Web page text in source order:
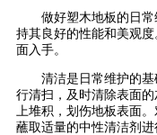
做好塑木地板的日常
持其良好的性能和美观
面入手。
清洁是日常维护的基
行清扫，及时清除表面
上堆积，划伤地板表面
蘸取适量的中性清洁剂